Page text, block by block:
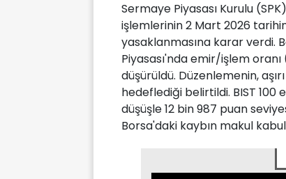
Sermaye Piyasası Kurulu
işlemlerinin 2 Mart 2026
yasaklanmasına karar verdi.
Piyasası'nda emir/işlem
düşürüldü. Düzenlemenin,
hedeflediği belirtildi. BIST 100
düşüşle 12 bin 987 puan
Borsa'daki kaybın makul